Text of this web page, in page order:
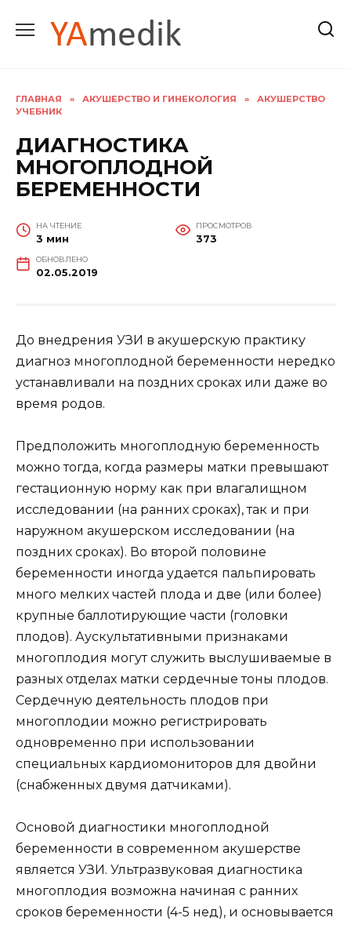
содержанию
ГЛАВНАЯ » АКУШЕРСТВО И ГИНЕКОЛОГИЯ »
АКУШЕРСТВО
УЧЕБНИК
ДИАГНОСТИКА
МНОГОПЛОДНОЙ
БЕРЕМЕННОСТИ
НА ЧТЕНИЕ
3 мин
ПРОСМОТРОВ
373
ОБНОВЛЕНО
02.05.2019
До внедрения УЗИ в акушерскую практику
диагноз многоплодной беременности нередко
устанавливали на поздних сроках или даже во
время родов.
Предположить многоплодную беременность
можно тогда, когда размеры матки превышают
гестационную норму как при влагалищном
исследовании (на ранних сроках), так и при
наружном акушерском исследовании (на
поздних сроках). Во второй половине
беременности иногда удается пальпировать
много мелких частей плода и две (или более)
крупные баллотирующие части (головки
плодов). Аускультативными признаками
многоплодия могут служить выслушиваемые в
разных отделах матки сердечные тоны плодов.
Сердечную деятельность плодов при
многоплодии можно регистрировать
одновременно при использовании
специальных кардиомониторов для двойни
(снабженных двумя датчиками).
Основой диагностики многоплодной
беременности в современном акушерстве
является УЗИ. Ультразвуковая диагностика
многоплодия возможна начиная с ранних
сроков беременности (4-5 нед), и основывается